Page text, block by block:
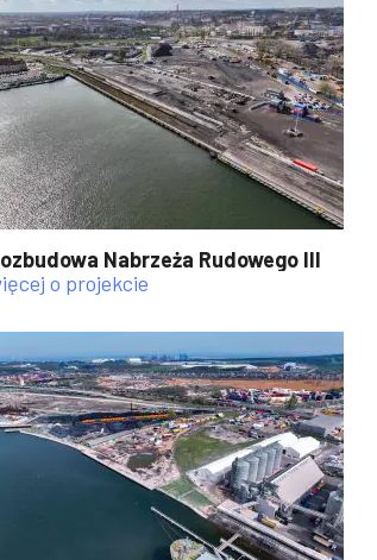
Nabrzeża Rudowego III
o projekcie